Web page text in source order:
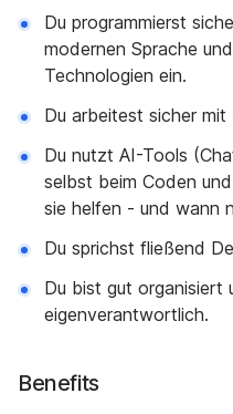
Du programmierst
modernen Sprache
Technologien ein.
Du arbeitest sicher mit
Du nutzt AI-Tools
selbst beim Coden
sie helfen - und wann
Du sprichst fließend
Du bist gut organisiert
eigenverantwortlich.
Benefits